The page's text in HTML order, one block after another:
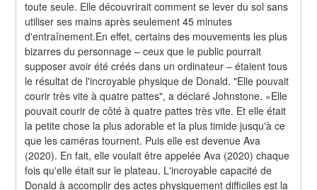
toute seule. Elle découvrirait comment se lever du sol sans
utiliser ses mains après seulement 45 minutes
d'entraînement.En effet, certains des mouvements les plus
bizarres du personnage – ceux que le public pourrait
supposer avoir été créés dans un ordinateur – étaient tous
le résultat de l'incroyable physique de Donald. "Elle pouvait
courir très vite à quatre pattes", a déclaré Johnstone. «Elle
pouvait courir de côté à quatre pattes très vite. Et elle était
la petite chose la plus adorable et la plus timide jusqu'à ce
que les caméras tournent. Puis elle est devenue Ava
(2020). En fait, elle voulait être appelée Ava (2020) chaque
fois qu'elle était sur le plateau. L'incroyable capacité de
Donald à accomplir des actes physiquement difficiles est la